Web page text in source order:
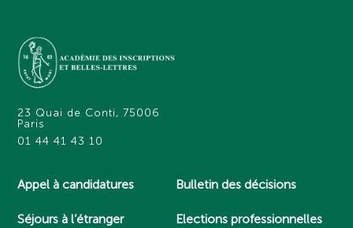
23 Quai de Conti, 75006
Paris
01 44 41 43 10
Appel à candidatures
Séjours à l’étranger
Bulletin des décisions
Elections professionnelles